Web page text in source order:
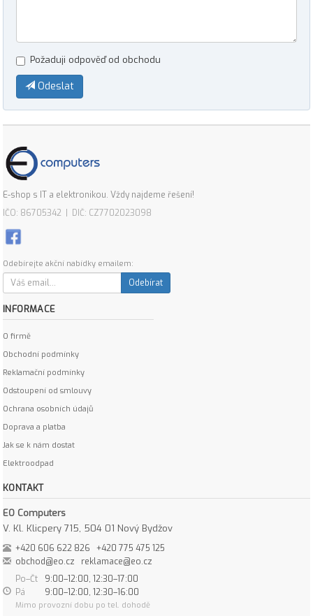
Požaduji odpověď od obchodu
Odeslat
E-shop s IT a elektronikou. Vždy najdeme řešení!
IČO: 86705342 | DIČ: CZ7702023098
Odebírejte akční nabídky emailem:
Odebírat
INFORMACE
O firmě
Obchodní podmínky
Reklamační podmínky
Odstoupení od smlouvy
Ochrana osobních údajů
Doprava a platba
Jak se k nám dostat
Elektroodpad
KONTAKT
EO Computers
V. Kl. Klicpery 715, 504 01 Nový Bydžov
+420 606 622 826
+420 775 475 125
obchod@eo.cz
reklamace@eo.cz
Po–Čt
9:00–12:00, 12:30–17:00
Pá
9:00–12:00, 12:30–16:00
Mimo provozní dobu po tel. dohodě